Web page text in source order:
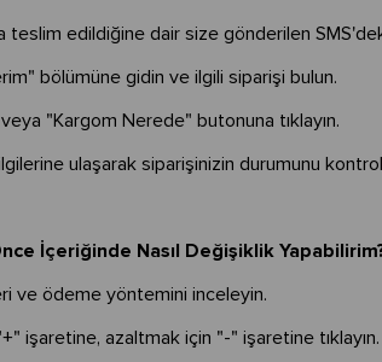
teslim edildiğine dair size gönderilen
bölümüne gidin ve ilgili siparişi bulun.
"Kargom Nerede" butonuna tıklayın.
ulaşarak siparişinizin durumunu
İçeriğinde Nasıl Değişiklik
ve ödeme yöntemini inceleyin.
işaretine, azaltmak için "-" işaretine tıklayın.